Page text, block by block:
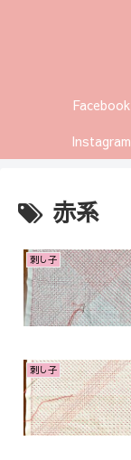
Facebook
Instagram
赤系
刺し子
刺し子